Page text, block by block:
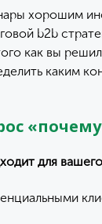
хорошим
b2b
как вы
каким
для